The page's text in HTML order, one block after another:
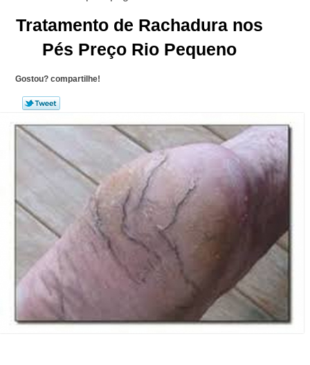
Tratamento de Rachadura nos
Pés Preço Rio Pequeno
Gostou? compartilhe!